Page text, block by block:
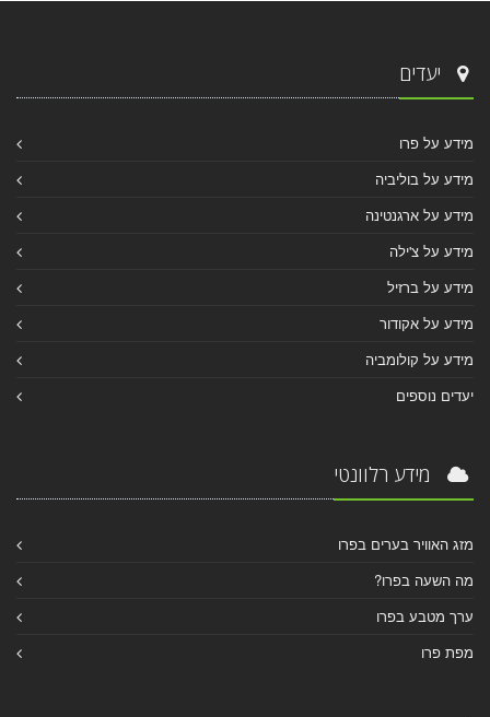
יעדים
מידע על פרו
מידע על בוליביה
מידע על ארגנטינה
מידע על צ'ילה
מידע על ברזיל
מידע על אקודור
מידע על קולומביה
יעדים נוספים
מידע רלוונטי
מזג האוויר בערים בפרו
מה השעה בפרו?
ערך מטבע בפרו
מפת פרו